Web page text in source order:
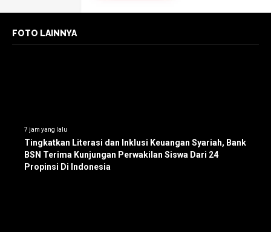
FOTO LAINNYA
7 jam yang lalu
Tingkatkan Literasi dan Inklusi Keuangan Syariah, Bank
BSN Terima Kunjungan Perwakilan Siswa Dari 24
Propinsi Di Indonesia